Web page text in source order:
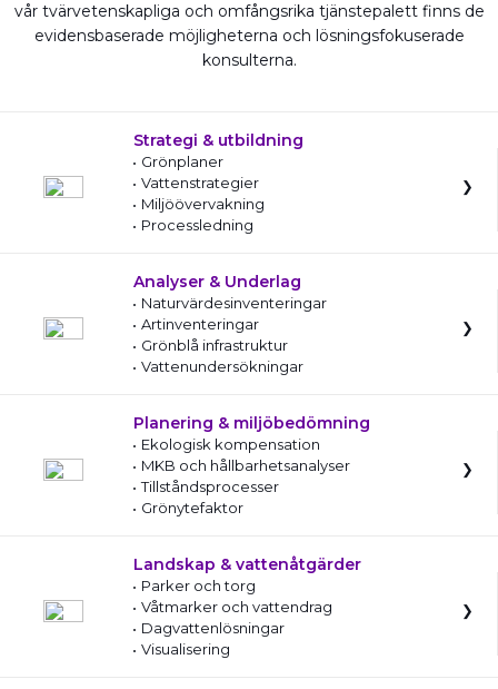
vår tvärvetenskapliga och omfångsrika tjänstepalett finns de
evidensbaserade möjligheterna och lösningsfokuserade
konsulterna.
Strategi & utbildning
Grönplaner
Vattenstrategier
Miljöövervakning
Processledning
Analyser & Underlag
Naturvärdesinventeringar
Artinventeringar
Grönblå infrastruktur
Vattenundersökningar
Planering & miljöbedömning
Ekologisk kompensation
MKB och hållbarhetsanalyser
Tillståndsprocesser
Grönytefaktor
Landskap & vattenåtgärder
Parker och torg
Våtmarker och vattendrag
Dagvattenlösningar
Visualisering